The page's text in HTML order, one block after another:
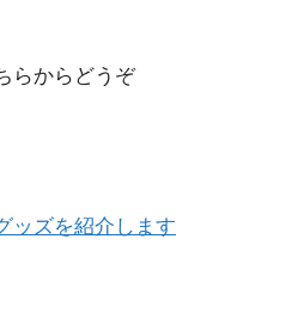
らからどうぞ
ッズを紹介します